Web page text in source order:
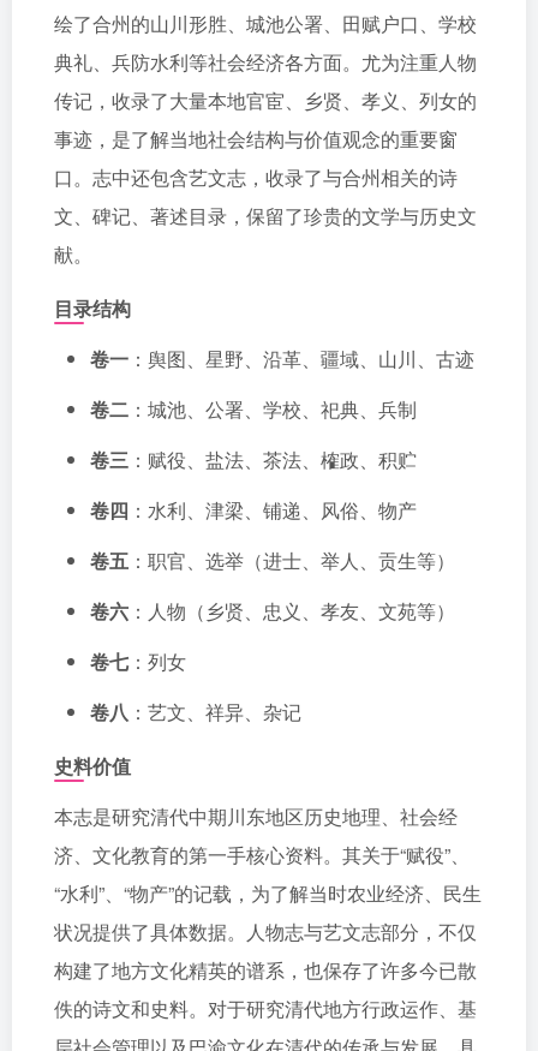
绘了合州的山川形胜、城池公署、田赋户口、学校
典礼、兵防水利等社会经济各方面。尤为注重人物
传记，收录了大量本地官宦、乡贤、孝义、列女的
事迹，是了解当地社会结构与价值观念的重要窗
口。志中还包含艺文志，收录了与合州相关的诗
文、碑记、著述目录，保留了珍贵的文学与历史文
献。
目录结构
卷一 ：舆图、星野、沿革、疆域、山川、古迹
卷二 ：城池、公署、学校、祀典、兵制
卷三 ：赋役、盐法、茶法、榷政、积贮
卷四 ：水利、津梁、铺递、风俗、物产
卷五 ：职官、选举（进士、举人、贡生等）
卷六 ：人物（乡贤、忠义、孝友、文苑等）
卷七：列女
卷八 ：艺文、祥异、杂记
史料价值
本志是研究清代中期川东地区历史地理、社会经
济、文化教育的第一手核心资料。其关于“赋役”、
“水利”、“物产”的记载，为了解当时农业经济、民生
状况提供了具体数据。人物志与艺文志部分，不仅
构建了地方文化精英的谱系，也保存了许多今已散
佚的诗文和史料。对于研究清代地方行政运作、基